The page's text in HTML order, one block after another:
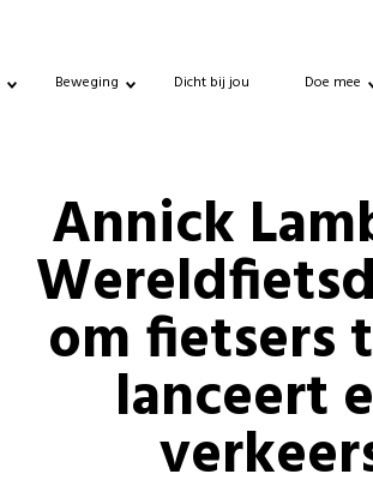
Beweging Dicht bij jou Doe mee
Annick
om fietsers
lanceert